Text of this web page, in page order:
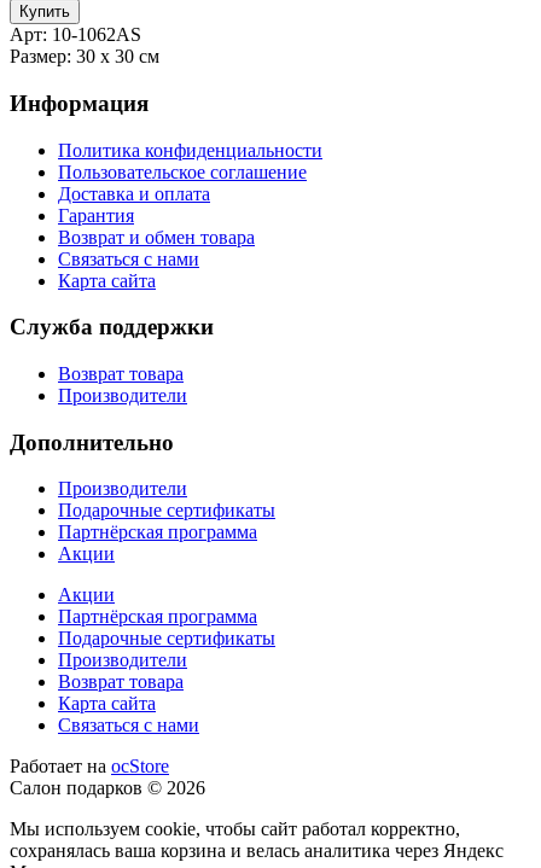
Арт: 10-1062AS
Размер: 30 х 30 см
Информация
Политика конфиденциальности
Пользовательское соглашение
Доставка и оплата
Гарантия
Возврат и обмен товара
Связаться с нами
Карта сайта
Служба поддержки
Возврат товара
Производители
Дополнительно
Производители
Подарочные сертификаты
Партнёрская программа
Акции
Акции
Партнёрская программа
Подарочные сертификаты
Производители
Возврат товара
Карта сайта
Связаться с нами
Работает на ocStore
Салон подарков © 2026
Мы используем cookie, чтобы сайт работал корректно,
сохранялась ваша корзина и велась аналитика через Яндекс